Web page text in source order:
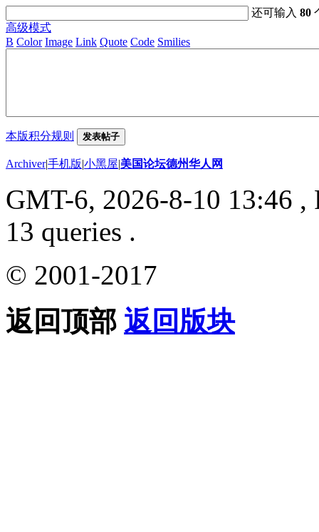
还可输入80
高级模式
B Color Image Link Quote Code Smilies
本版积分规则 发表帖子
Archiver|手机版|小黑屋|美国论坛德州华人网
GMT-6, 2026-8-10 13:46 ,
13 queries .
© 2001-2017
返回顶部 返回版块